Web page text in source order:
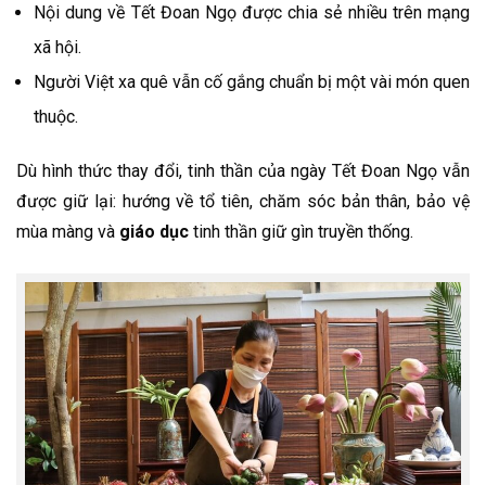
Nội dung về Tết Đoan Ngọ được chia sẻ nhiều trên mạng
xã hội.
Người Việt xa quê vẫn cố gắng chuẩn bị một vài món quen
thuộc.
Dù hình thức thay đổi, tinh thần của ngày Tết Đoan Ngọ vẫn
được giữ lại: hướng về tổ tiên, chăm sóc bản thân, bảo vệ
mùa màng và giáo dục tinh thần giữ gìn truyền thống.